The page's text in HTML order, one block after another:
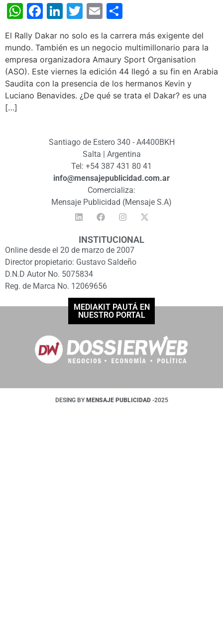
WhatsApp
Facebook
LinkedIn
Twitter
Email
El Rally Dakar no solo es la carrera más exigente del
mundo. También es un negocio multimillonario para la
empresa organizadora Amaury Sport Organisation
(ASO). Este viernes la edición 44 llegó a su fin en Arabia
Saudita con la presencia de los hermanos Kevin y
Luciano Benavides. ¿De qué se trata el Dakar? es una
[…]
Santiago de Estero 340 - A4400BKH
Salta | Argentina
Tel: +54 387 431 80 41
info@mensajepublicidad.com.ar
Comercializa:
Mensaje Publicidad (Mensaje S.A)
INSTITUCIONAL
Online desde el 20 de marzo de 2007
Director propietario: Gustavo Saldeño
D.N.D Autor No. 5075834
Reg. de Marca No. 12069656
MEDIAKIT PAUTÁ EN
NUESTRO PORTAL
DESING BY MENSAJE PUBLICIDAD -2025